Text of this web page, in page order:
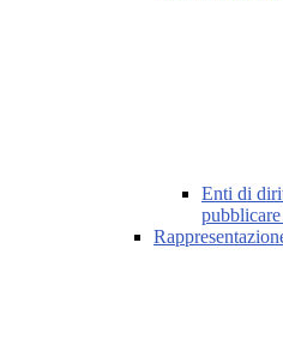
Enti di